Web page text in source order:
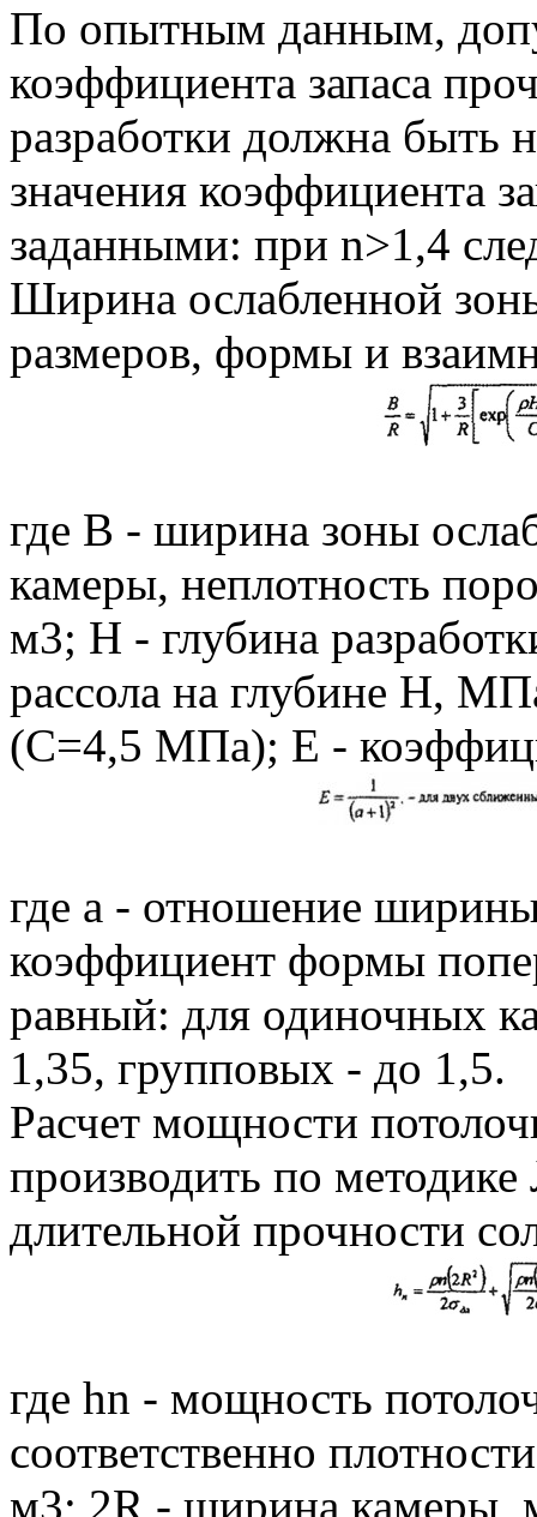
По опытным данным,
коэффициента запаса
разработки должна быть
значения коэффициента
заданными: при n>1,4
Ширина ослабленной
размеров, формы и
где В - ширина зоны
камеры, неплотность
м3; H - глубина
рассола на глубине H,
(С=4,5 МПа); E -
где а - отношение
коэффициент формы
равный: для одиночных
1,35, групповых - до 1,5.
Расчет мощности
производить по
длительной прочности
где hn - мощность
соответственно
м3; 2R - ширина камеры,